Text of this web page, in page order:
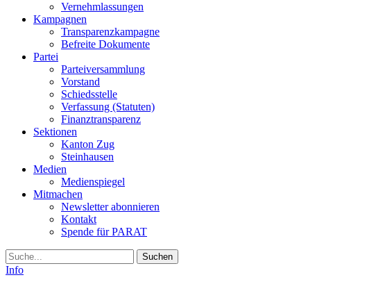
Vernehmlassungen
Kampagnen
Transparenzkampagne
Befreite Dokumente
Partei
Parteiversammlung
Vorstand
Schiedsstelle
Verfassung (Statuten)
Finanztransparenz
Sektionen
Kanton Zug
Steinhausen
Medien
Medienspiegel
Mitmachen
Newsletter abonnieren
Kontakt
Spende für PARAT
Suche
Info